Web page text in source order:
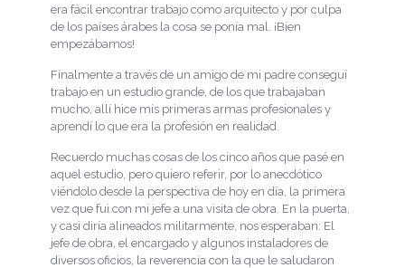
era fácil encontrar trabajo como arquitecto y por culpa
de los países árabes la cosa se ponía mal. ¡Bien
empezábamos!
Finalmente a través de un amigo de mi padre conseguí
trabajo en un estudio grande, de los que trabajaban
mucho, allí hice mis primeras armas profesionales y
aprendí lo que era la profesión en realidad.
Recuerdo muchas cosas de los cinco años que pasé en
aquel estudio, pero quiero referir, por lo anecdótico
viéndolo desde la perspectiva de hoy en día, la primera
vez que fui con mi jefe a una visita de obra. En la puerta,
y casi diría alineados militarmente, nos esperaban: El
jefe de obra, el encargado y algunos instaladores de
diversos oficios, la reverencia con la que le saludaron